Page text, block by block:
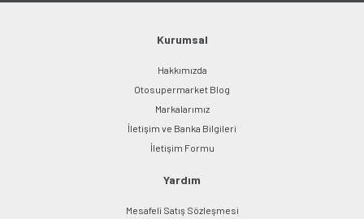
Bu ürüne benzer farklı alternatifler olmalı.
Gönder
Kurumsal
Hakkımızda
Otosupermarket Blog
Markalarımız
İletişim ve Banka Bilgileri
İletişim Formu
Yardım
Mesafeli Satış Sözleşmesi